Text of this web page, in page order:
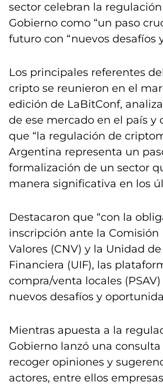
sector celebran la
Gobierno como “un paso
futuro con “nuevos desafíos
Los principales referentes
cripto se reunieron en el
edición de LaBitConf,
de ese mercado en el país y
que “la regulación de
Argentina representa un
formalización de un sector
manera significativa en los
Destacaron que “con la
inscripción ante la Comisión
Valores (CNV) y la Unidad
Financiera (UIF), las
compra/venta locales
nuevos desafíos y
Mientras apuesta a la
Gobierno lanzó una
recoger opiniones y
actores, entre ellos